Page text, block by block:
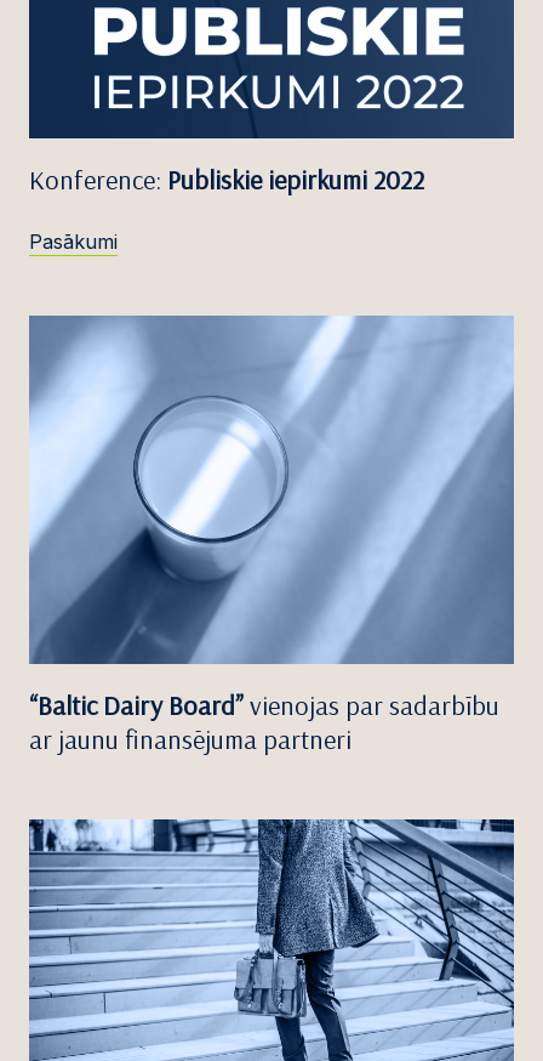
Konference: Publiskie iepirkumi 2022
Pasākumi
“Baltic Dairy Board”vienojas par sadarbību
ar jaunu finansējuma partneri